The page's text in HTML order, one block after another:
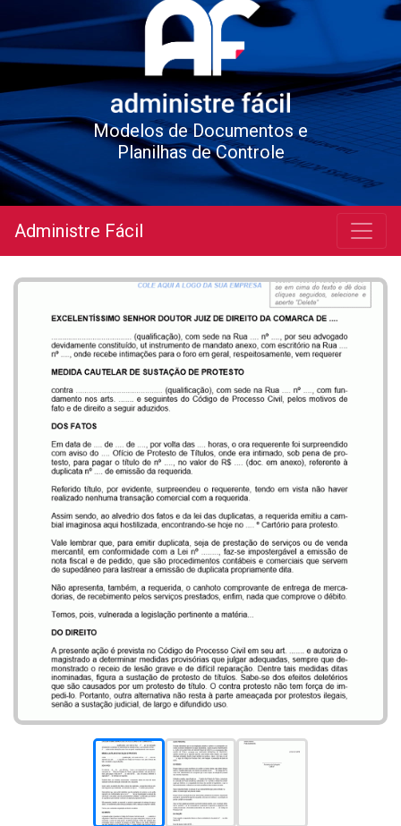
Modelos de Documentos e
Planilhas de Controle
Administre Fácil